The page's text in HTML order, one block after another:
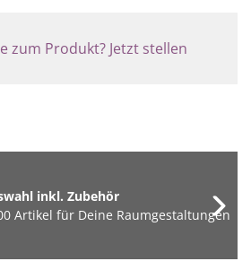
zum Produkt? Jetzt stellen
inkl. Zubehör
Artikel für Deine Raumgestaltungen